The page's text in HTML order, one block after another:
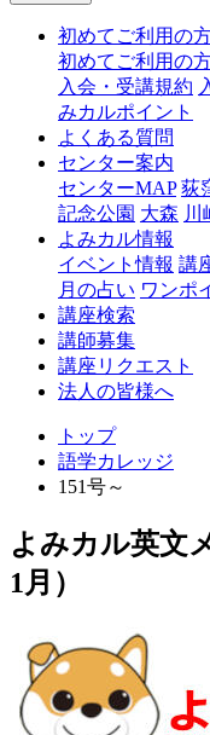
初めてご利用の
初めてご利用の
入会・受講規約
みカルポイント
よくある質問
センター案内
センターMAP 荻
記念公園 大森 川
よみカル情報
イベント情報 講
月の占い ワンポ
講座検索
講師募集
講座リクエスト
法人の皆様へ
トップ
語学カレッジ
151号～
よみカル英文
1月）